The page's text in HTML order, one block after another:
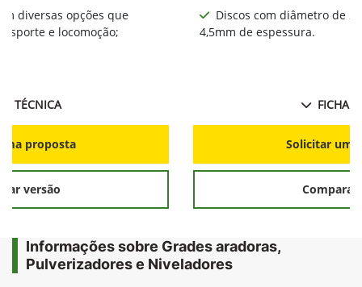
diversas opções que
e locomoção;
TÉCNICA
proposta
versão
Discos com diâmetro de
4,5mm de espessura.
FICHA
Solicitar
Comparar
Informações sobre Grades aradoras,
Pulverizadores e Niveladores